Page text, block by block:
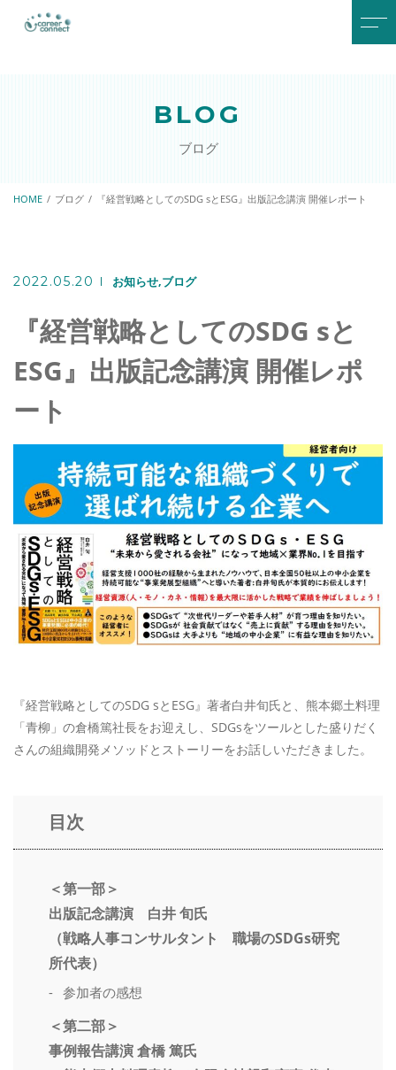
研修プログラム
育
BLOG
ブログ
HOME ブログ 『経営戦略としてのSDG sとESG』出版記念講演 開催レポート
2022.05.20 お知らせ ブログ
『経営戦略としてのSDG sと
ESG』出版記念講演 開催レポ
ート
『経営戦略としてのSDG sとESG』著者白井旬氏と、熊本郷土料理
「青柳」の倉橋篤社長をお迎えし、SDGsをツールとした盛りだく
さんの組織開発メソッドとストーリーをお話しいただきました。
目次
＜第一部＞
出版記念講演 白井 旬氏
（戦略人事コンサルタント 職場のSDGs研究
所代表）
参加者の感想
＜第二部＞
事例報告講演 倉橋 篤氏